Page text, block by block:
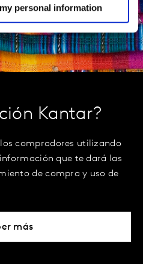
personal information
Kantar?
compradores utilizando
que te dará las
de compra y uso de
más